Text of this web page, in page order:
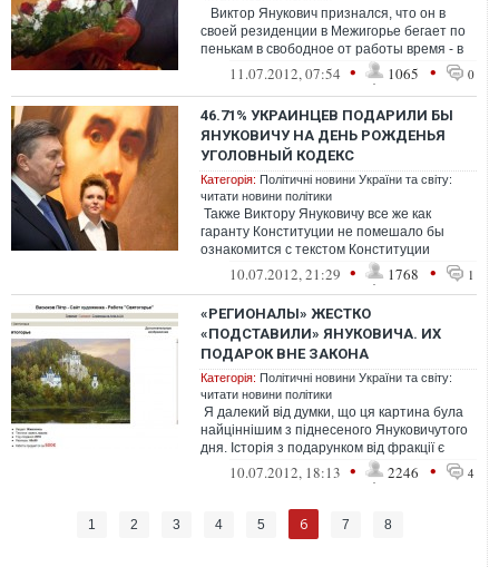
Виктор Янукович признался, что он в
своей резиденции в Межигорье бегает по
пенькам в свободное от работы время - в
качестве зар...
11.07.2012, 07:54 • 1065 • 0
46.71% УКРАИНЦЕВ ПОДАРИЛИ БЫ
ЯНУКОВИЧУ НА ДЕНЬ РОЖДЕНЬЯ
УГОЛОВНЫЙ КОДЕКС
Категорія: Політичні новини України та світу:
читати новини політики
Также Виктору Януковичу все же как
гаранту Конституции не помешало бы
ознакомится с текстом Конституции
Украины. Так считают 9.8% респонде...
10.07.2012, 21:29 • 1768 • 1
«РЕГИОНАЛЫ» ЖЕСТКО
«ПОДСТАВИЛИ» ЯНУКОВИЧА. ИХ
ПОДАРОК ВНЕ ЗАКОНА
Категорія: Політичні новини України та світу:
читати новини політики
Я далекий від думки, що ця картина була
найціннішим з піднесеного Януковичутого
дня. Історія з подарунком від фракції є
швидше окозамилюванням д...
10.07.2012, 18:13 • 2246 • 4
1 2 3 4 5 6 7 8